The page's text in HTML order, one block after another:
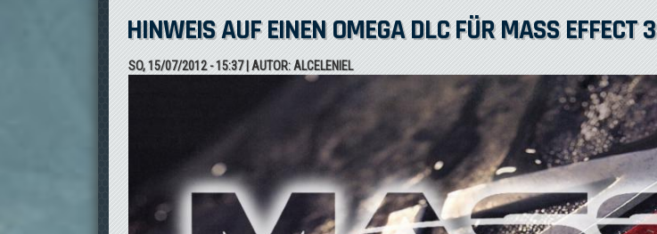
HINWEIS AUF EINEN OMEGA DLC FÜR MASS EFFECT 3
SO, 15/07/2012 - 15:37| AUTOR:ALCELENIEL